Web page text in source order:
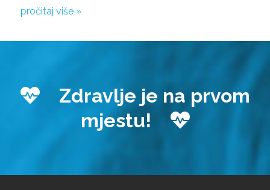
pročitaj više »
Zdravlje je na prvom
mjestu!